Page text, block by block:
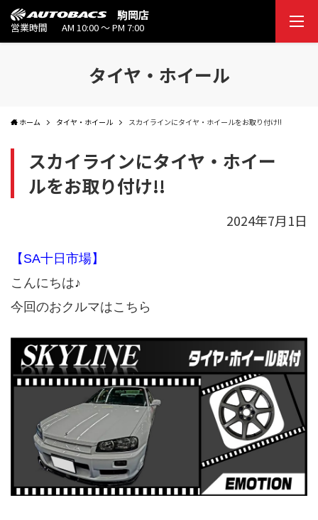
駒岡店
営業時間 AM 10:00 ～ PM 7:00
タイヤ・ホイール
ホーム タイヤ・ホイール スカイラインにタイヤ・ホイールをお取り付け!!
スカイラインにタイヤ・ホイー
ルをお取り付け!!
2024年7月1日
【SA十日市場】
こんにちは♪
今回のおクルマはこちら